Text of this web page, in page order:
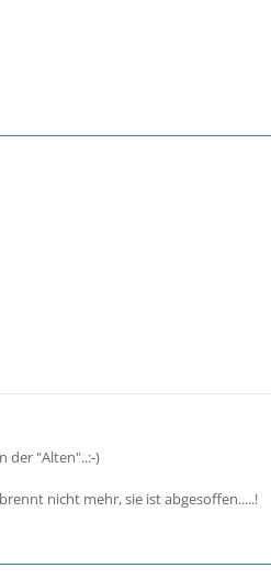
der "Alten"..:-)
nicht mehr, sie ist abgesoffen.....!